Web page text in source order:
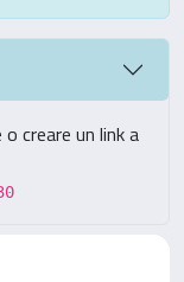
creare un link a